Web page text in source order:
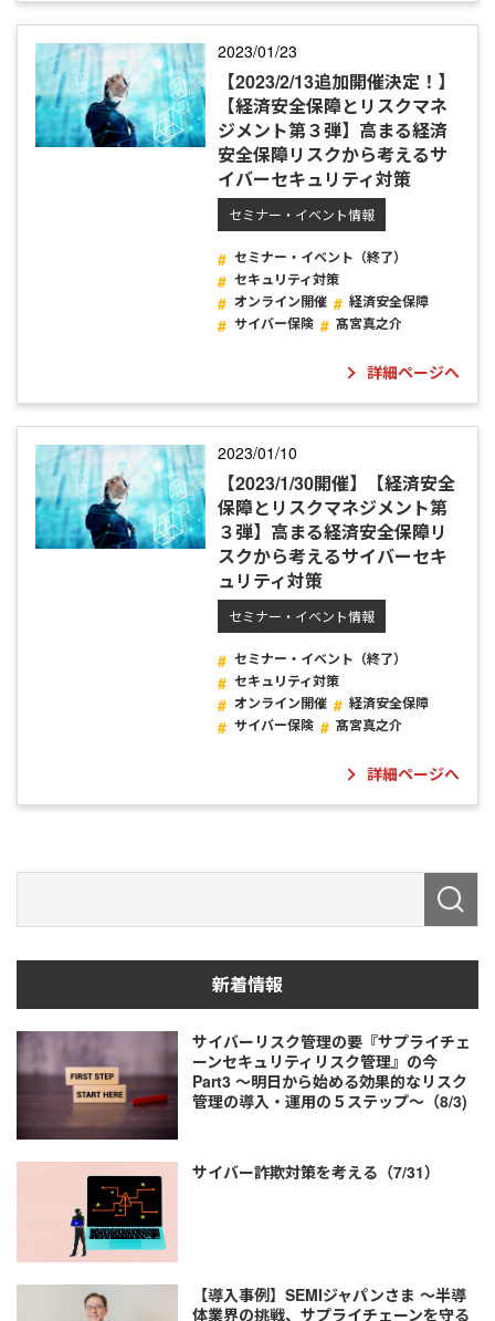
2023/01/23
【2023/2/13追加開催決定！】
【経済安全保障とリスクマネ
ジメント第３弾】高まる経済
安全保障リスクから考えるサ
イバーセキュリティ対策
セミナー・イベント情報
セミナー・イベント（終了）
セキュリティ対策
オンライン開催
経済安全保障
サイバー保険
髙宮真之介
詳細ページへ
2023/01/10
【2023/1/30開催】【経済安全
保障とリスクマネジメント第
３弾】高まる経済安全保障リ
スクから考えるサイバーセキ
ュリティ対策
セミナー・イベント情報
セミナー・イベント（終了）
セキュリティ対策
オンライン開催
経済安全保障
サイバー保険
髙宮真之介
詳細ページへ
新着情報
サイバーリスク管理の要『サプライチェ
ーンセキュリティリスク管理』の今
Part3 ～明日から始める効果的なリスク
管理の導入・運用の５ステップ～（8/3)
サイバー詐欺対策を考える（7/31）
【導入事例】SEMIジャパンさま ～半導
体業界の挑戦、サプライチェーンを守る